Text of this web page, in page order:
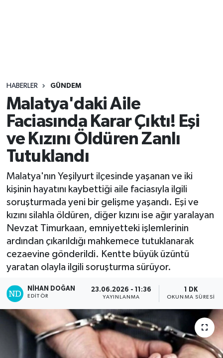
HABERLER GÜNDEM
Malatya'daki Aile
Faciasında Karar Çıktı! Eşi
ve Kızını Öldüren Zanlı
Tutuklandı
Malatya'nın Yeşilyurt ilçesinde yaşanan ve iki
kişinin hayatını kaybettiği aile faciasıyla ilgili
soruşturmada yeni bir gelişme yaşandı. Eşi ve
kızını silahla öldüren, diğer kızını ise ağır yaralayan
Nevzat Timurkaan, emniyetteki işlemlerinin
ardından çıkarıldığı mahkemece tutuklanarak
cezaevine gönderildi. Kentte büyük üzüntü
yaratan olayla ilgili soruşturma sürüyor.
NIHAN DOĞAN
EDITÖR
23.06.2026 - 11:36
YAYINLANMA
1 DK
OKUNMA SÜRESI
Yaşam